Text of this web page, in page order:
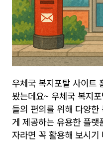
우체국 복지포탈 사이트
봤는데요~ 우체국 복지
들의 편의를 위해 다양
게 제공하는 유용한 플
자라면 꼭 활용해 보시기